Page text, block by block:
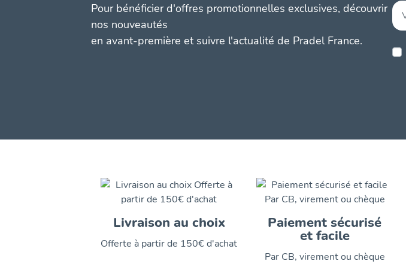
Pour bénéficier d'offres promotionnelles exclusives, découvrir
nos nouveautés
en avant-première et suivre l'actualité de Pradel France.
Livraison au choix
Offerte à partir de 150€ d'achat
Paiement sécurisé
et facile
Par CB, virement ou chèque